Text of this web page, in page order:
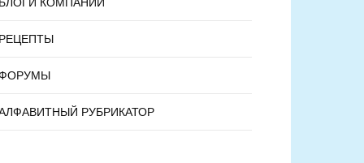
РЕЦЕПТЫ
РУБРИКАТОР